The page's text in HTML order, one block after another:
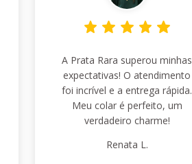
A Prata Rara superou minhas
expectativas! O atendimento
foi incrível e a entrega rápida.
Meu colar é perfeito, um
verdadeiro charme!
Renata L.